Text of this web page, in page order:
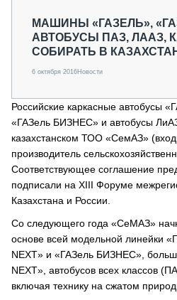
МАШИНЫ «ГАЗЕЛЬ»,
АВТОБУСЫ ПАЗ, ЛААЗ,
СОБИРАТЬ В
6 октября 2016Новости
Российские каркасные автобусы
«ГАЗель БИЗНЕС» и автобусы
казахстанском ТОО «СемАЗ»
производитель
Соответствующее соглашение
подписали на XIII Форуме
Казахстана и России.
Со следующего года «СеМАЗ»
основе всей модельной линейки
NEXT» и «ГАЗель БИЗНЕС»,
NEXT», автобусов всех классов
включая технику на сжатом